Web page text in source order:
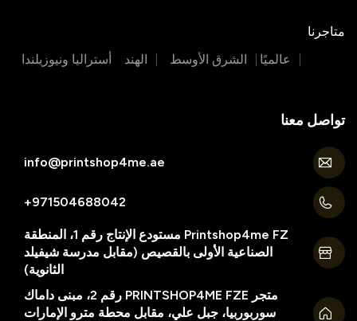
متاجرنا
عالميًا
الشرق الأوسط الهند أستراليا ونيوزيلندا
تواصل معنا
info@printshop4me.ae
971504688042+
Printshop4me FZ مستودع الإنتاج رقم 1، المنطقة
الصناعية الأولى بالقصيص (مقابل مدرسة شيفيلد
الثانوية)
متجر PRINTSHOP4ME FZE رقم 2، مبنى داماك
سوربوربيا، جبل علي، مقابل محطة مترو الإمارات